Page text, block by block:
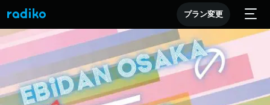
プラン変更